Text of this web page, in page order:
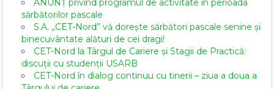
ANUNȚ privind programul de activitate în perioada
sărbătorilor pascale
S.A. „CET-Nord” vă dorește sărbători pascale senine și
binecuvântate alături de cei dragi!
CET-Nord la Târgul de Cariere și Stagii de Practică:
discuții cu studenții USARB
CET-Nord în dialog continuu cu tinerii – ziua a doua a